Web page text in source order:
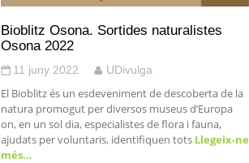
Bioblitz Osona. Sortides naturalistes
Osona 2022
11 juny 2022 UDivulga
El Bioblitz és un esdeveniment de descoberta de la
natura promogut per diversos museus d’Europa
on, en un sol dia, especialistes de flora i fauna,
ajudats per voluntaris, identifiquen totsLlegeix-ne
més…